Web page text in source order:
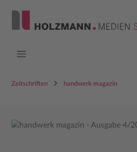
Zeitschriften handwerk magazin
Bildergalerie überspringen